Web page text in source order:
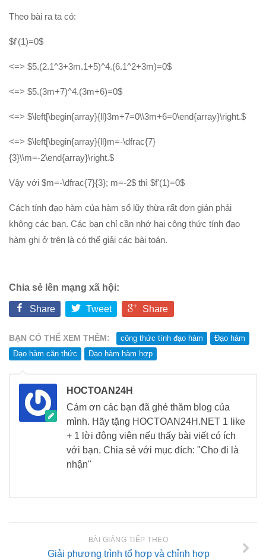
Theo bài ra ta có:
$f'(1)=0$
<=> $5.(2.1^3+3m.1+5)^4.(6.1^2+3m)=0$
<=> $5.(3m+7)^4.(3m+6)=0$
<=> $\left[\begin{array}{ll}3m+7=0\\3m+6=0\end{array}\right.$
<=> $\left[\begin{array}{ll}m=-\dfrac{7}
{3}\\m=-2\end{array}\right.$
Vậy với $m=-\dfrac{7}{3}; m=-2$ thì $f'(1)=0$
Cách tính đạo hàm của hàm số lũy thừa rất đơn giản phải
không các bạn. Các bạn chỉ cần nhớ hai công thức tính đạo
hàm ghi ở trên là có thể giải các bài toán.
Chia sẻ lên mạng xã hội:
Share Tweet Share
BẠN CÓ THỂ XEM THÊM: công thức tính đạo hàm
Đạo hàm
Đạo hàm căn thức
Đạo hàm hàm hợp
HOCTOAN24H
Cám ơn các bạn đã ghé thăm blog của
mình. Hãy tặng HOCTOAN24H.NET 1 like
+ 1 lời động viên nếu thấy bài viết có ích
với bạn. Chia sẻ với mục đích: "Cho đi là
nhận"
BÀI GIẢNG TIẾP THEO
Giải phương trình tổ hợp và chỉnh hợp